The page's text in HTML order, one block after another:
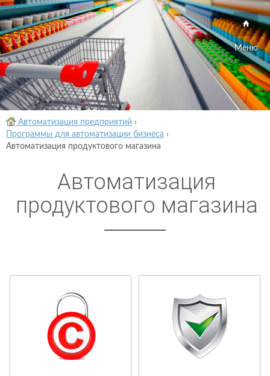
Меню
Автоматизация предприятий ›
Программы для автоматизации бизнеса ›
Автоматизация продуктового магазина
Автоматизация
продуктового магазина